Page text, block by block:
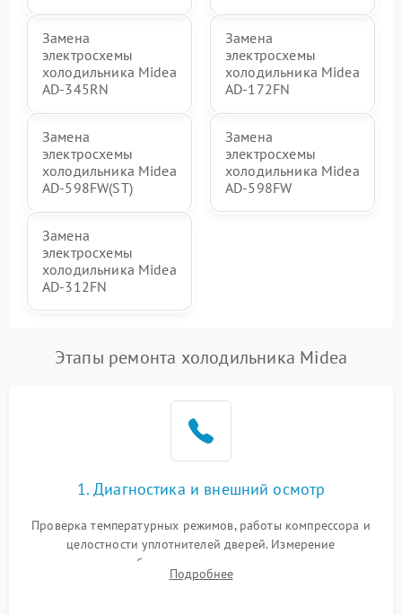
Замена
электросхемы
холодильника Midea
AD-345RN
Замена
электросхемы
холодильника Midea
AD-172FN
Замена
электросхемы
холодильника Midea
AD-598FW(ST)
Замена
электросхемы
холодильника Midea
AD-598FW
Замена
электросхемы
холодильника Midea
AD-312FN
Этапы ремонта холодильника Midea
1. Диагностика и внешний осмотр
Проверка температурных режимов, работы компрессора и
целостности уплотнителей дверей. Измерение
сопротивления обмоток мотора, проверка термостата и
считывание кодов ошибок с электронного дисплея.
Подробнее